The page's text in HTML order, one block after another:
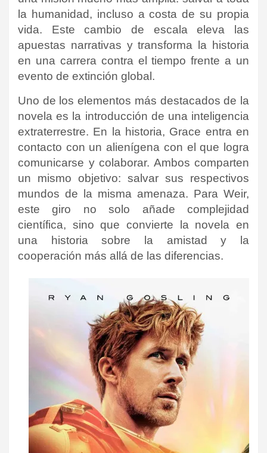
la humanidad, incluso a costa de su propia
vida. Este cambio de escala eleva las
apuestas narrativas y transforma la historia
en una carrera contra el tiempo frente a un
evento de extinción global.
Uno de los elementos más destacados de la
novela es la introducción de una inteligencia
extraterrestre. En la historia, Grace entra en
contacto con un alienígena con el que logra
comunicarse y colaborar. Ambos comparten
un mismo objetivo: salvar sus respectivos
mundos de la misma amenaza. Para Weir,
este giro no solo añade complejidad
científica, sino que convierte la novela en
una historia sobre la amistad y la
cooperación más allá de las diferencias.